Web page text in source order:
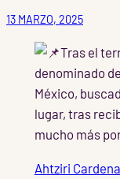
13 MARZO, 2025
Tras el
denominado
México,
lugar, tras
mucho más
Ahtziri